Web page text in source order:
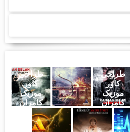
طراحی
کاور
موزیک
کامران
دلان - چرا
رفتی ؟
طراحی
کاور
موزیک
کامران
دلان -
اولین و